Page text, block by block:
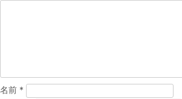
名前 *